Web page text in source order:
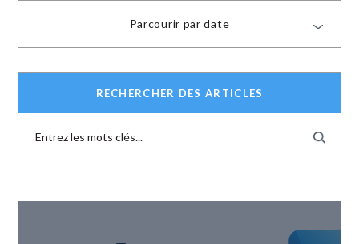
Parcourir par date
RECHERCHER DES ARTICLES